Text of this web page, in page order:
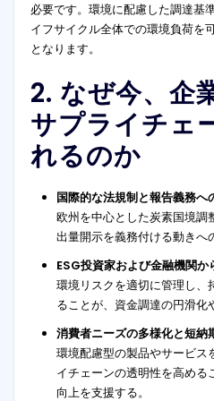
必要です。環境に配慮した調達基
イフサイクル全体での環境負荷を
となります。
2. なぜ今、企
サプライチェ
れるのか
国際的な法規制と報告義務へ
欧州を中心とした炭素国境
出量開示を義務付ける動きへ
ESG投資家および金融機関か
環境リスクを適切に管理し
ることが、資金調達の円滑化
消費者ニーズの多様化と短納
環境配慮型の製品やサービス
イチェーンの透明性を高め
向上を支援する。